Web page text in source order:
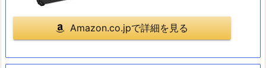
Amazon.co.jpで詳細を見る